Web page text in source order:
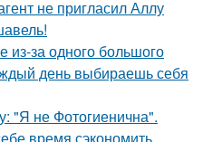
не пригласил Аллу
из-за одного большого
день выбираешь себя
"Я не Фотогиенична".